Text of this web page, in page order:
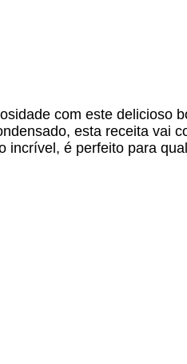
com este delicioso
esta receita vai
incrível, é perfeito para